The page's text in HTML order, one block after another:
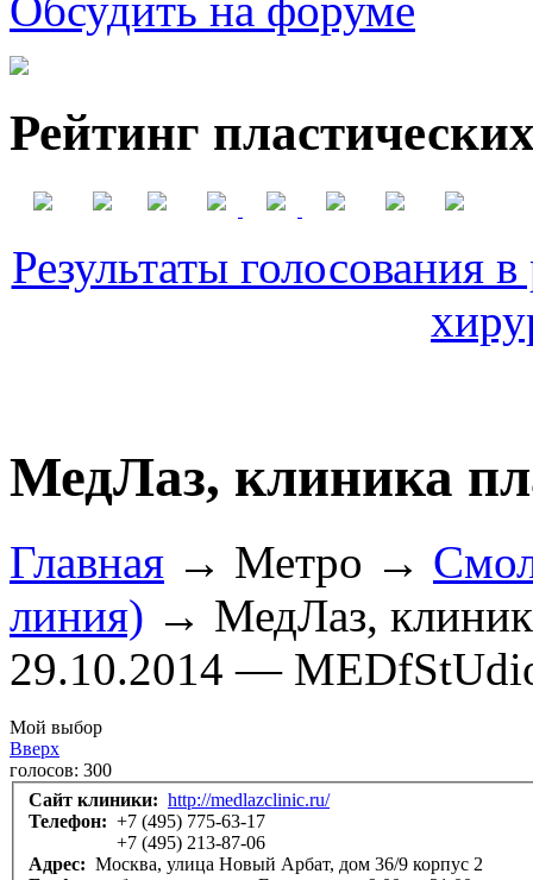
Рейтинг
Результаты голосования
МедЛаз, клиника
Главная → Метро →
линия) → МедЛаз,
29.10.2014 —
Мой выбор
Вверх
голосов: 300
Сайт клиники: http://medlazclinic.ru/
Телефон: +7 (495) 775-63-17
+7 (495) 213-87-06
Адрес: Москва, улица Новый Арбат, дом 36/9 корпус 2